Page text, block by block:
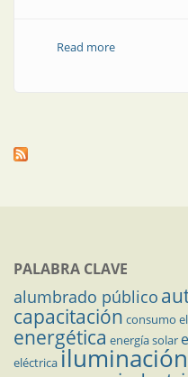
Read moreabout
PALABRA CLAVE
alumbrado público
capacitación consumo
energética energía solar
eléctricailuminación